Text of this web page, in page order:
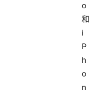
o
和
i
P
h
o
n